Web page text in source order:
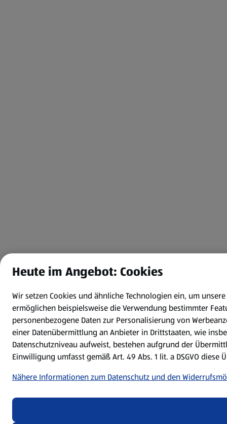
Heute im Angebot: Cookies
Wir setzen Cookies und ähnliche Technologien ein, um
ermöglichen beispielsweise die Verwendung bestimmter
personenbezogene Daten zur Personalisierung von
einer Datenübermittlung an Anbieter in Drittstaaten, wie
Datenschutzniveau aufweist, bestehen aufgrund der
Einwilligung umfasst gemäß Art. 49 Abs. 1 lit. a DSGVO
Nähere Informationen zum Datenschutz und den